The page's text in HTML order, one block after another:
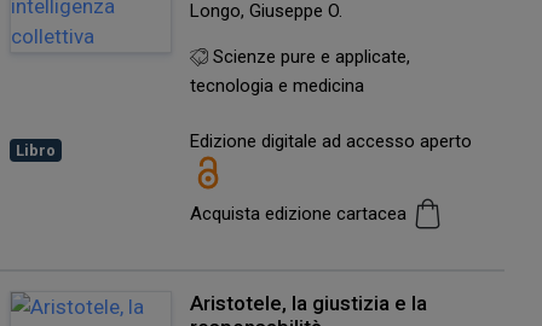
Libro
Longo, Giuseppe O.
Scienze pure e applicate,
tecnologia e medicina
Edizione digitale ad accesso aperto
Acquista edizione cartacea
Aristotele, la giustizia e la